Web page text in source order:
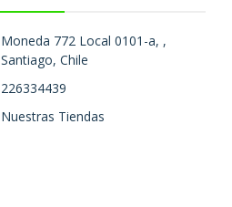
Moneda 772 Local 0101-a, ,
Santiago, Chile
226334439
Nuestras Tiendas